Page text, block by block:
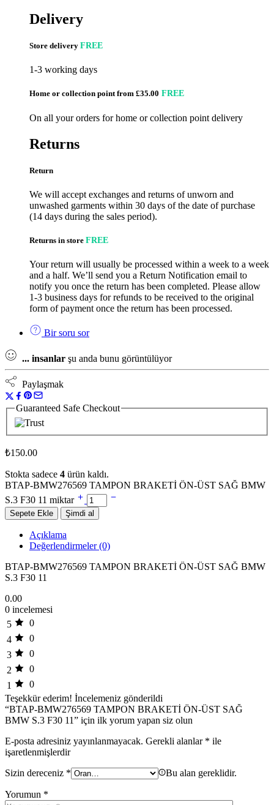
Delivery
Store delivery FREE
1-3 working days
Home or collection point from £35.00 FREE
On all your orders for home or collection point delivery
Returns
Return
We will accept exchanges and returns of unworn and
unwashed garments within 30 days of the date of purchase
(14 days during the sales period).
Returns in store FREE
Your return will usually be processed within a week to a week
and a half. We’ll send you a Return Notification email to
notify you once the return has been completed. Please allow
1-3 business days for refunds to be received to the original
form of payment once the return has been processed.
Bir soru sor
... insanlar şu anda bunu görüntülüyor
Paylaşmak
Guaranteed Safe Checkout
₺150.00
Stokta sadece 4 ürün kaldı.
BTAP-BMW276569 TAMPON BRAKETİ ÖN-ÜST SAĞ BMW
S.3 F30 11 miktar
Sepete Ekle Şimdi al
Açıklama
Değerlendirmeler (0)
BTAP-BMW276569 TAMPON BRAKETİ ÖN-ÜST SAĞ BMW
S.3 F30 11
0.00
0 incelemesi
5
0
4
0
3
0
2
0
1
0
Teşekkür ederim! İncelemeniz gönderildi
“BTAP-BMW276569 TAMPON BRAKETİ ÖN-ÜST SAĞ
BMW S.3 F30 11” için ilk yorum yapan siz olun
E-posta adresiniz yayınlanmayacak. Gerekli alanlar * ile
işaretlenmişlerdir
Sizin dereceniz * Bu alan gereklidir.
Yorumun *